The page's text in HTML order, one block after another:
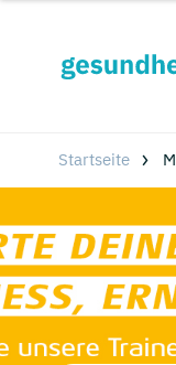
Startseite